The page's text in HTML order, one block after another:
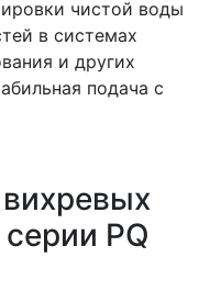
чистой воды
в системах
и других
подача с
PQ